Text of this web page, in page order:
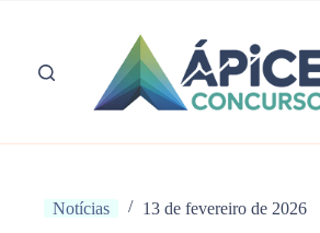
conteúdo
Notícias 13 de fevereiro de 2026